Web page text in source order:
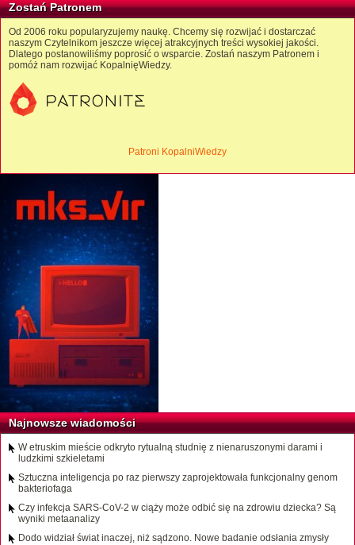
Zostań Patronem
Od 2006 roku popularyzujemy naukę. Chcemy się rozwijać i dostarczać
naszym Czytelnikom jeszcze więcej atrakcyjnych treści wysokiej jakości.
Dlatego postanowiliśmy poprosić o wsparcie. Zostań naszym Patronem i
pomóż nam rozwijać KopalnięWiedzy.
Patroni KopalniWiedzy
Najnowsze wiadomości
W etruskim mieście odkryto rytualną studnię z nienaruszonymi darami i
ludzkimi szkieletami
Sztuczna inteligencja po raz pierwszy zaprojektowała funkcjonalny genom
bakteriofaga
Czy infekcja SARS-CoV-2 w ciąży może odbić się na zdrowiu dziecka? Są
wyniki metaanalizy
Dodo widział świat inaczej, niż sądzono. Nowe badanie odsłania zmysły